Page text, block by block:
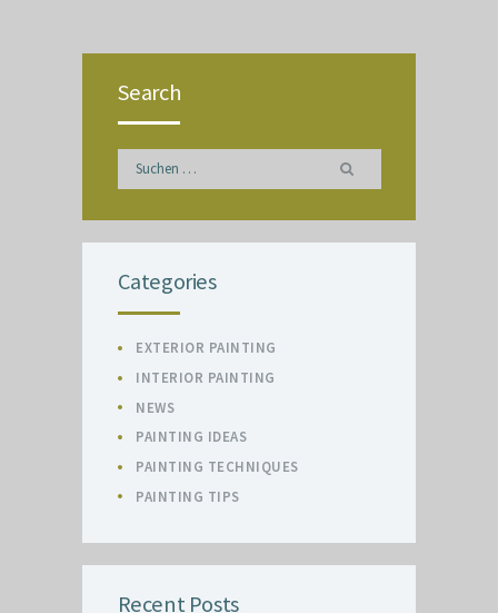
Search
Suchen
nach:
Categories
EXTERIOR PAINTING
INTERIOR PAINTING
NEWS
PAINTING IDEAS
PAINTING TECHNIQUES
PAINTING TIPS
Recent Posts